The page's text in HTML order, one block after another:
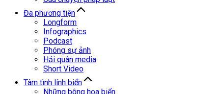
Đa phương tiện
Longform
Infographics
Podcast
Phóng sự ảnh
Hải quân media
Short Video
Tâm tình lính biển
Những bông hoa biển